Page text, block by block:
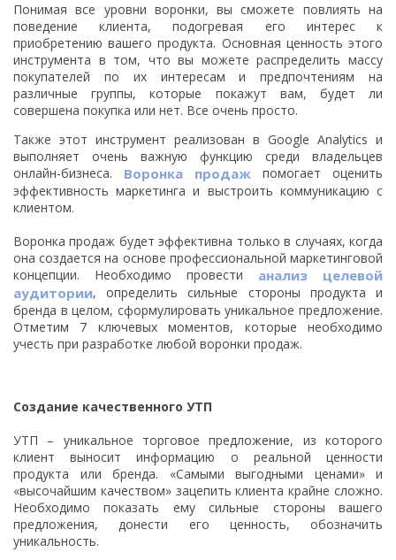
Понимая все уровни воронки, вы сможете повлиять на
поведение клиента, подогревая его интерес к
приобретению вашего продукта. Основная ценность этого
инструмента в том, что вы можете распределить массу
покупателей по их интересам и предпочтениям на
различные группы, которые покажут вам, будет ли
совершена покупка или нет. Все очень просто.
Также этот инструмент реализован в Google Analytics и
выполняет очень важную функцию среди владельцев
онлайн-бизнеса.
Воронка продаж
помогает оценить
эффективность маркетинга и выстроить коммуникацию с
клиентом.
Воронка продаж будет эффективна только в случаях, когда
она создается на основе профессиональной маркетинговой
концепции. Необходимо провести
анализ целевой
аудитории, определить сильные стороны продукта и
бренда в целом, сформулировать уникальное предложение.
Отметим 7 ключевых моментов, которые необходимо
учесть при разработке любой воронки продаж.
Создание качественного УТП
УТП – уникальное торговое предложение, из которого
клиент выносит информацию о реальной ценности
продукта или бренда. «Самыми выгодными ценами» и
«высочайшим качеством» зацепить клиента крайне сложно.
Необходимо показать ему сильные стороны вашего
предложения, донести его ценность, обозначить
уникальность.